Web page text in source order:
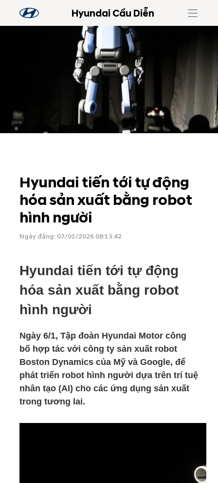
Hyundai Cầu Diễn
Hyundai tiến tới tự động
hóa sản xuất bằng robot
hình người
Ngày đăng: 07/01/2026 08:13:42
Hyundai tiến tới tự động
hóa sản xuất bằng robot
hình người
Ngày 6/1, Tập đoàn Hyundai Motor công
bố hợp tác với công ty sản xuất robot
Boston Dynamics của Mỹ và Google, để
phát triển robot hình người dựa trên trí tuệ
nhân tạo (AI) cho các ứng dụng sản xuất
trong tương lai.